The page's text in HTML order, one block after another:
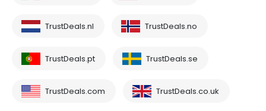
TrustDeals.nl TrustDeals.no
TrustDeals.pt TrustDeals.se
TrustDeals.com TrustDeals.co.uk